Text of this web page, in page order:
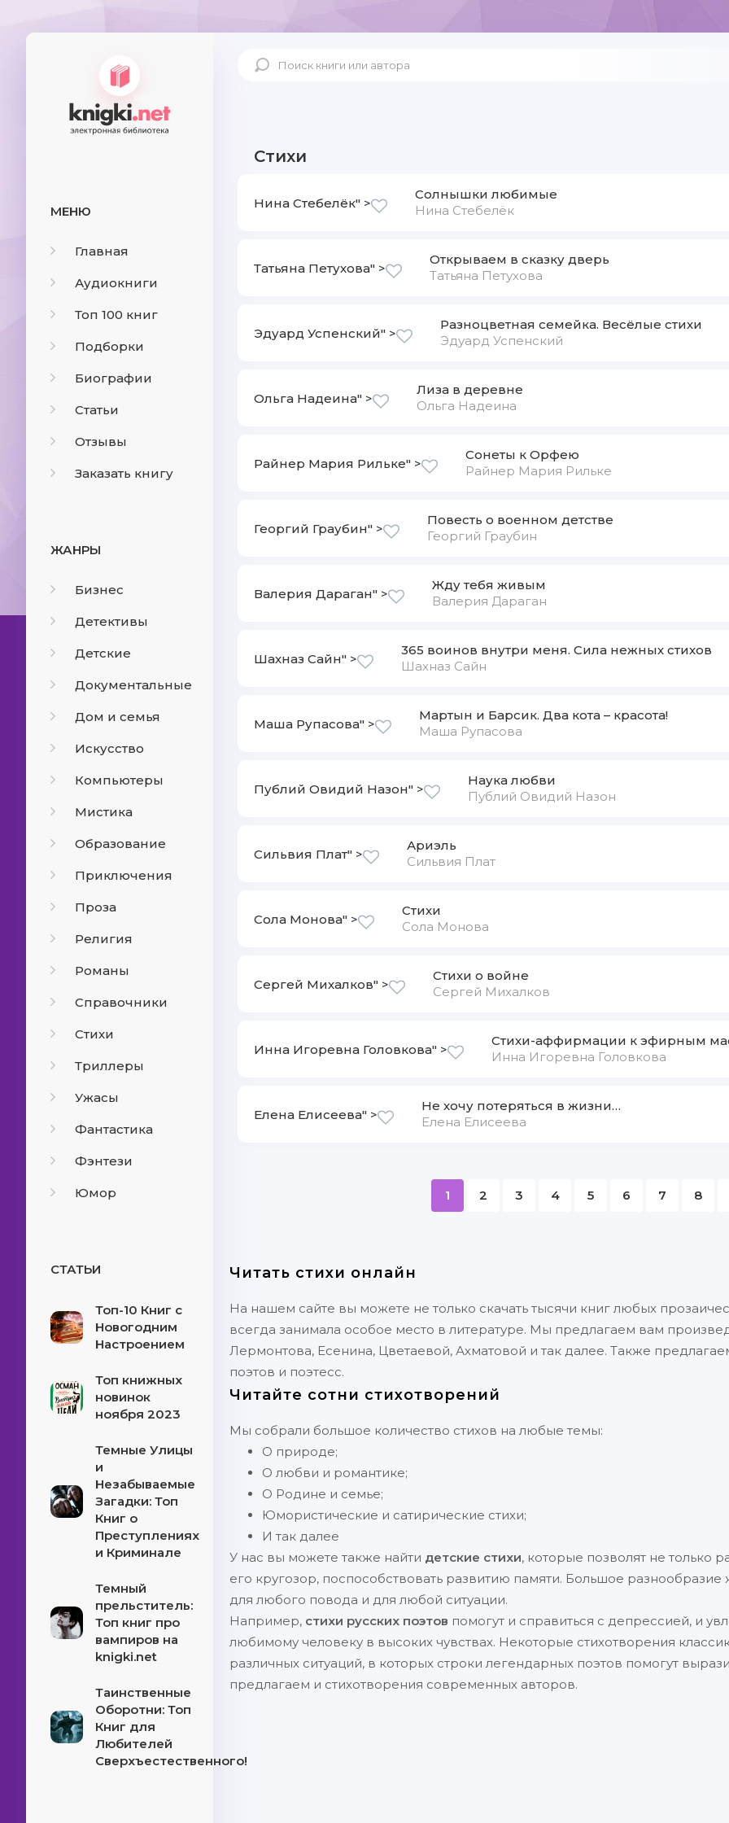
МЕНЮ
Главная
Аудиокниги
Топ 100 книг
Подборки
Биографии
Статьи
Отзывы
Заказать книгу
ЖАНРЫ
Бизнес
Детективы
Детские
Документальные
Дом и семья
Искусство
Компьютеры
Мистика
Образование
Приключения
Проза
Религия
Романы
Справочники
Стихи
Триллеры
Ужасы
Фантастика
Фэнтези
Юмор
СТАТЬИ
Топ-10 Книг с
Новогодним
Настроением
Топ книжных
новинок
ноября 2023
Темные Улицы
и
Незабываемые
Загадки: Топ
Книг о
Преступлениях
и Криминале
Темный
прельститель:
Топ книг про
вампиров на
knigki.net
Таинственные
Оборотни: Топ
Книг для
Любителей
Сверхъестественного!
Стихи
Нина Стебелёк" >
Солнышки любимые
Нина Стебелёк
Татьяна Петухова" >
Открываем в сказку дверь
Татьяна Петухова
Эдуард Успенский" >
Разноцветная семейка. Весёлые стихи
Эдуард Успенский
Ольга Надеина" >
Лиза в деревне
Ольга Надеина
Райнер Мария Рильке" >
Сонеты к Орфею
Райнер Мария Рильке
Георгий Граубин" >
Повесть о военном детстве
Георгий Граубин
Валерия Дараган" >
Жду тебя живым
Валерия Дараган
Шахназ Сайн" >
365 воинов внутри меня. Сила нежных стихов
Шахназ Сайн
Маша Рупасова" >
Мартын и Барсик. Два кота – красота!
Маша Рупасова
Публий Овидий Назон" >
Наука любви
Публий Овидий Назон
Сильвия Плат" >
Ариэль
Сильвия Плат
Сола Монова" >
Стихи
Сола Монова
Сергей Михалков" >
Стихи о войне
Сергей Михалков
Инна Игоревна Головкова" >
Стихи-аффирмации к эфирным
Инна Игоревна Головкова
Елена Елисеева" >
Не хочу потеряться в жизни…
Елена Елисеева
1 2 3 4 5 6 7 8
Читать стихи онлайн
На нашем сайте вы можете не только скачать тысячи книг любых
всегда занимала особое место в литературе. Мы предлагаем вам
Лермонтова, Есенина, Цветаевой, Ахматовой и так далее. Также
поэтов и поэтесс.
Читайте сотни стихотворений
Мы собрали большое количество стихов на любые темы:
О природе;
О любви и романтике;
О Родине и семье;
Юмористические и сатирические стихи;
И так далее
У нас вы можете также найти детские стихи, которые позволят не только
его кругозор, поспособствовать развитию памяти. Большое
для любого повода и для любой ситуации.
Например, стихи русских поэтов помогут и справиться с депрессией, и
любимому человеку в высоких чувствах. Некоторые стихотворения
различных ситуаций, в которых строки легендарных поэтов помогут
предлагаем и стихотворения современных авторов.